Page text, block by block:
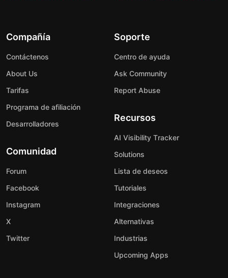
Compañía
Contáctenos
About Us
Tarifas
Programa de afiliación
Desarrolladores
Comunidad
Forum
Facebook
Instagram
X
Twitter
Soporte
Centro de ayuda
Ask Community
Report Abuse
Recursos
AI Visibility Tracker
Solutions
Lista de deseos
Tutoriales
Integraciones
Alternativas
Industrias
Upcoming Apps